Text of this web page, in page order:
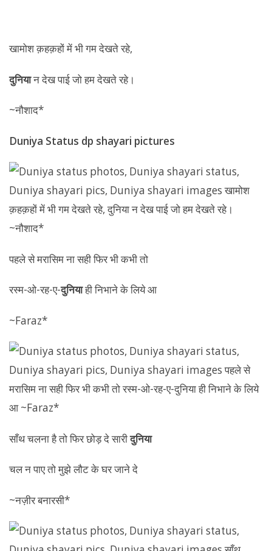
खामोश क़हक़हों में भी गम देखते रहे,
दुनियान देख पाई जो हम देखते रहे।
~नौशाद*
Duniya Status dp shayari pictures
पहले से मरासिम ना सही फिर भी कभी तो
रस्म-ओ-रह-ए-दुनियाही निभाने के लिये आ
~Faraz*
साँथ चलना है तो फिर छोड़ दे सारीदुनिया
चल न पाए तो मुझे लौट के घर जाने दे
~नज़ीर बनारसी*